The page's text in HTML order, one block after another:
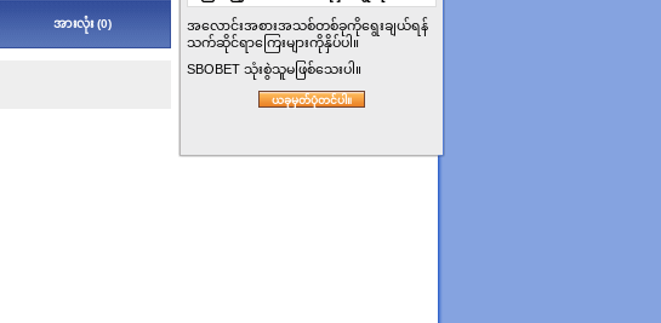
အားလုံး (0)
အလောင်းအစားအသစ်တစ်ခုကိုရွေးချယ်ရန်
သက်ဆိုင်ရာကြေးများကိုနှိပ်ပါ။
SBOBET သုံးစွဲသူမဖြစ်သေးပါ။
ယခုမှတ်ပုံတင်ပါ။